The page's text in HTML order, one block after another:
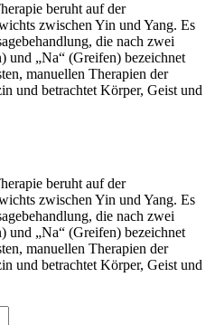
beruht auf der
zwischen Yin und Yang. Es
die nach zwei
und „Na“ (Greifen) bezeichnet
manuellen Therapien der
und betrachtet Körper, Geist und
beruht auf der
zwischen Yin und Yang. Es
die nach zwei
und „Na“ (Greifen) bezeichnet
manuellen Therapien der
und betrachtet Körper, Geist und